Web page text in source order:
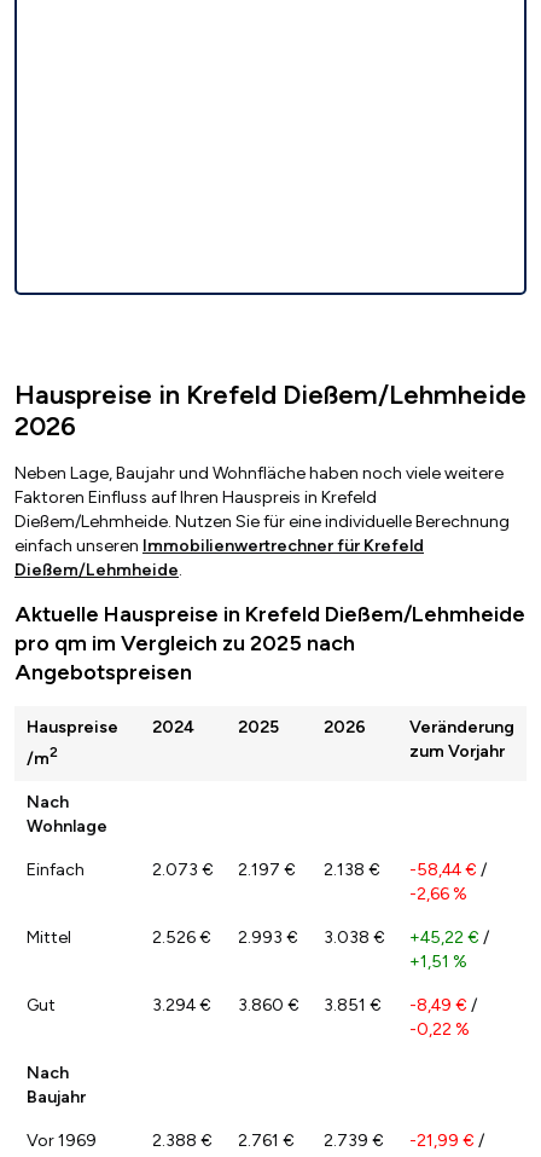
Hauspreise in Krefeld Dießem/Lehmheide
2026
Neben Lage, Baujahr und Wohnfläche haben noch viele weitere
Faktoren Einfluss auf Ihren Hauspreis in Krefeld
Dießem/Lehmheide. Nutzen Sie für eine individuelle Berechnung
einfach unseren Immobilienwertrechner für Krefeld
Dießem/Lehmheide.
Aktuelle Hauspreise in Krefeld Dießem/Lehmheide
pro qm im Vergleich zu 2025 nach
Angebotspreisen
Hauspreise
/m2
2024 2025 2026
Veränderung
zum Vorjahr
Nach
Wohnlage
Einfach 2.073 € 2.197 € 2.138 € -58,44 € /
-2,66 %
Mittel 2.526 € 2.993 € 3.038 € +45,22 € /
+1,51 %
Gut 3.294 € 3.860 € 3.851 € -8,49 € /
-0,22 %
Nach
Baujahr
Vor 1969 2.388 € 2.761 € 2.739 € -21,99 € /